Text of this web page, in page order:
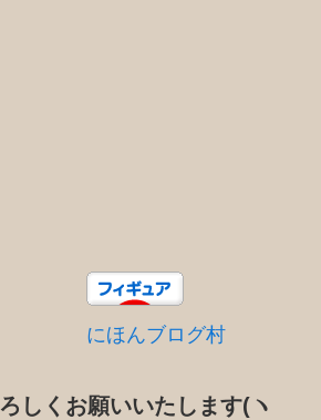
にほんブログ村
しくお願いいたします(ヽ